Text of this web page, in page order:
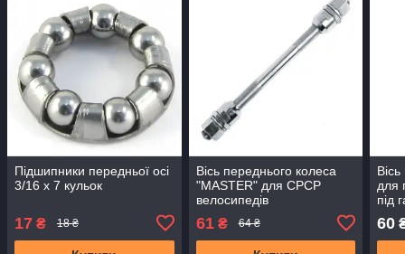
Підшипники передньої осі
3/16 х 7 кульок
17 ₴ 18 ₴
Вісь переднього колеса
"MASTER" для СРСР
велосипедів
61₴ 64 ₴
для
під
60